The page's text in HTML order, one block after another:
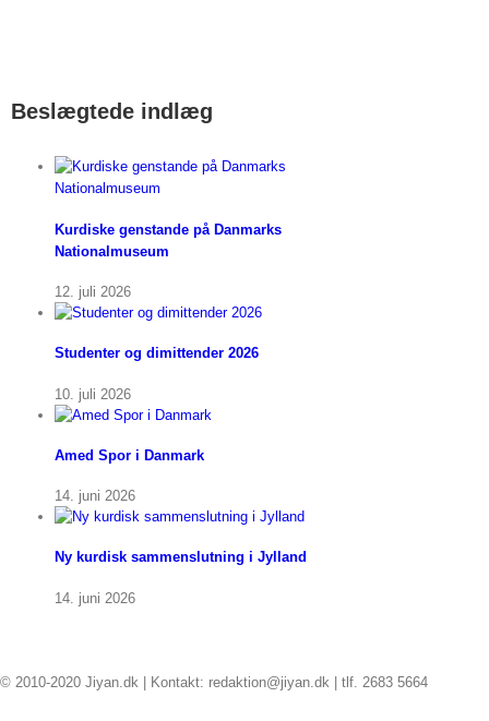
Beslægtede indlæg
Kurdiske genstande på Danmarks
Nationalmuseum
12. juli 2026
Studenter og dimittender 2026
10. juli 2026
Amed Spor i Danmark
14. juni 2026
Ny kurdisk sammenslutning i Jylland
14. juni 2026
© 2010-2020 Jiyan.dk | Kontakt: redaktion@jiyan.dk | tlf. 2683 5664